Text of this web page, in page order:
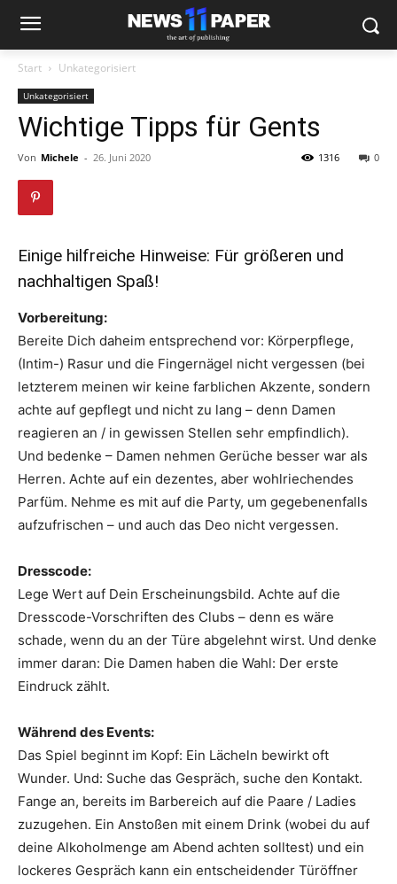
Start Unkategorisiert
Unkategorisiert
Wichtige Tipps für Gents
Von Michele - 26. Juni 2020 0
1316
Einige hilfreiche Hinweise: Für größeren und
nachhaltigen Spaß!
Vorbereitung:
Bereite Dich daheim entsprechend vor: Körperpflege,
(Intim-) Rasur und die Fingernägel nicht vergessen (bei
letzterem meinen wir keine farblichen Akzente, sondern
achte auf gepflegt und nicht zu lang – denn Damen
reagieren an / in gewissen Stellen sehr empfindlich).
Und bedenke – Damen nehmen Gerüche besser war als
Herren. Achte auf ein dezentes, aber wohlriechendes
Parfüm. Nehme es mit auf die Party, um gegebenenfalls
aufzufrischen – und auch das Deo nicht vergessen.
Dresscode:
Lege Wert auf Dein Erscheinungsbild. Achte auf die
Dresscode-Vorschriften des Clubs – denn es wäre
schade, wenn du an der Türe abgelehnt wirst. Und denke
immer daran: Die Damen haben die Wahl: Der erste
Eindruck zählt.
Während des Events:
Das Spiel beginnt im Kopf: Ein Lächeln bewirkt oft
Wunder. Und: Suche das Gespräch, suche den Kontakt.
Fange an, bereits im Barbereich auf die Paare / Ladies
zuzugehen. Ein Anstoßen mit einem Drink (wobei du auf
deine Alkoholmenge am Abend achten solltest) und ein
lockeres Gespräch kann ein entscheidender Türöffner